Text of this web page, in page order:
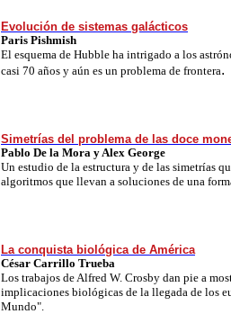
Evolución de sistemas galácticos
Paris Pishmish
El esquema de Hubble ha intrigado a los
casi 70 años y aún es un problema de frontera.
Simetrías del problema de las doce
Pablo De la Mora y Alex George
Un estudio de la estructura y de las simetrías
algoritmos que llevan a soluciones de una
La conquista biológica de América
César Carrillo Trueba
Los trabajos de Alfred W. Crosby dan pie a
implicaciones biológicas de la llegada de los
Mundo".